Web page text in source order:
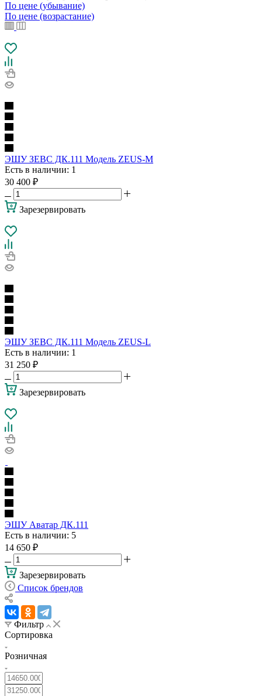
По цене (убывание)
По цене (возрастание)
ЭШУ ЗЕВС ДК.111 Модель ZEUS-M
Есть в наличии: 1
30 400 ₽
Зарезервировать
ЭШУ ЗЕВС ДК.111 Модель ZEUS-L
Есть в наличии: 1
31 250 ₽
Зарезервировать
ЭШУ Аватар ДК.111
Есть в наличии: 5
14 650 ₽
Зарезервировать
Список брендов
Фильтр
Сортировка
Розничная